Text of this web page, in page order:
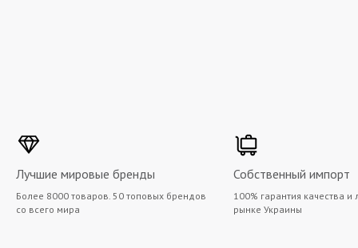
Лучшие мировые бренды
Более 8000 товаров. 50 топовых брендов
со всего мира
Собственный импорт
100% гарантия качества
рынке Украины